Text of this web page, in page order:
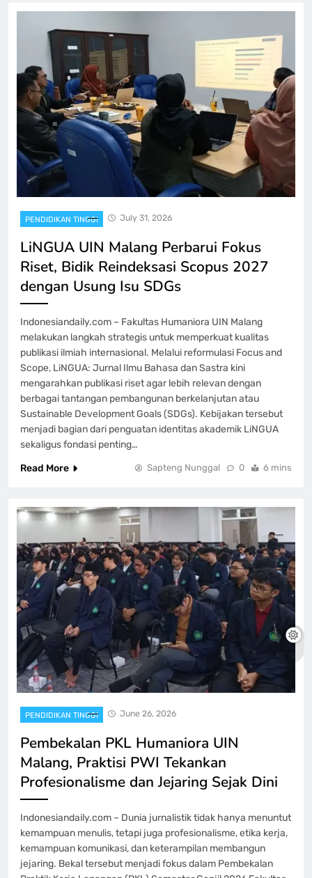
PENDIDIKAN TINGGI July 31, 2026
LiNGUA UIN Malang Perbarui Fokus
Riset, Bidik Reindeksasi Scopus 2027
dengan Usung Isu SDGs
Indonesiandaily.com – Fakultas Humaniora UIN Malang
melakukan langkah strategis untuk memperkuat kualitas
publikasi ilmiah internasional. Melalui reformulasi Focus and
Scope, LiNGUA: Jurnal Ilmu Bahasa dan Sastra kini
mengarahkan publikasi riset agar lebih relevan dengan
berbagai tantangan pembangunan berkelanjutan atau
Sustainable Development Goals (SDGs). Kebijakan tersebut
menjadi bagian dari penguatan identitas akademik LiNGUA
sekaligus fondasi penting…
Read More
Sapteng Nunggal 0 6 mins
PENDIDIKAN TINGGI June 26, 2026
Pembekalan PKL Humaniora UIN
Malang, Praktisi PWI Tekankan
Profesionalisme dan Jejaring Sejak Dini
Indonesiandaily.com – Dunia jurnalistik tidak hanya menuntut
kemampuan menulis, tetapi juga profesionalisme, etika kerja,
kemampuan komunikasi, dan keterampilan membangun
jejaring. Bekal tersebut menjadi fokus dalam Pembekalan